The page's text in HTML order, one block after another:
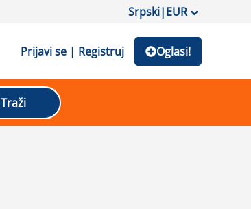
Srpski|EUR
Prijavi se | Registruj Oglasi!
Traži